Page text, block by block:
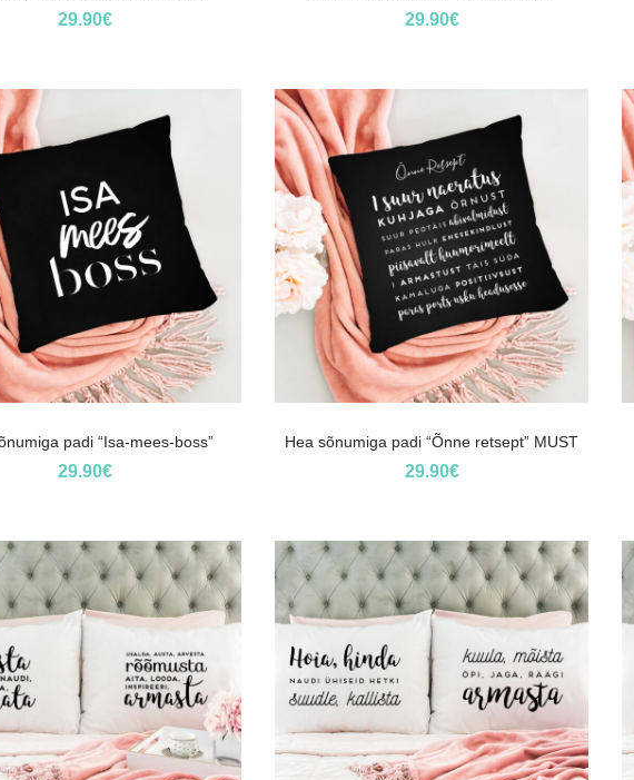
29.90€ 29.90€
padi “Isa-mees-boss”
29.90€
Hea sõnumiga padi “Õnne retsept” MUST
29.90€